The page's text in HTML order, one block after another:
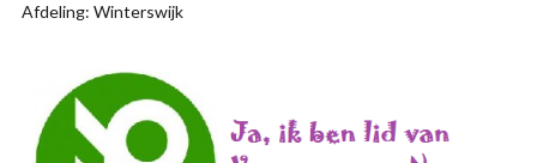
Afdeling: Winterswijk